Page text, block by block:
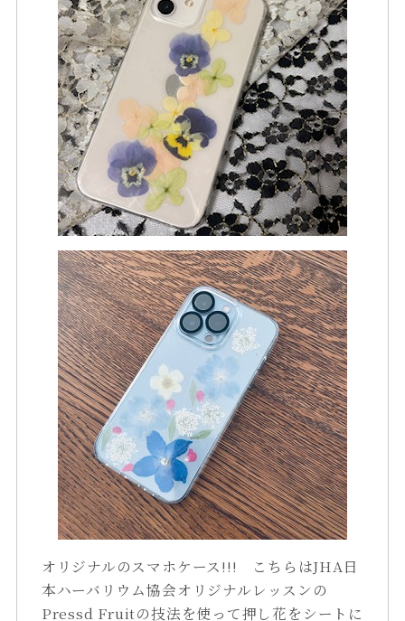
オリジナルのスマホケース!!! こちらはJHA日
本ハーバリウム協会オリジナルレッスンの
Pressd Fruitの技法を使って押し花をシートに